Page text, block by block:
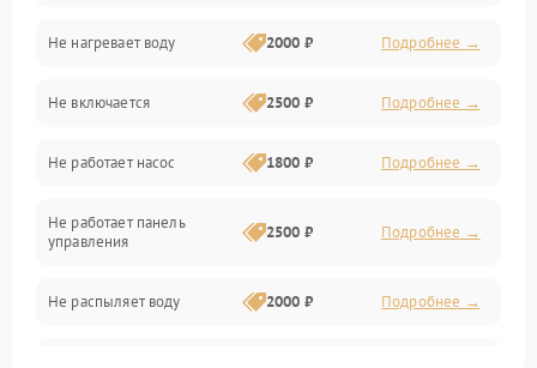
Датчики
Нагрев
Вода
Гигиена
Программное обеспечение
Не нагревает воду 2000 ₽ Подробнее →
Не включается 2500 ₽ Подробнее →
Не работает насос 1800 ₽ Подробнее →
Не работает панель
управления
2500 ₽ Подробнее →
Не распыляет воду 2000 ₽ Подробнее →